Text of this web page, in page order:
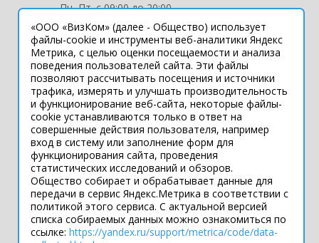
Пн.-Пт. с 09:00 до 20:00
Интернет-сайт носит информационный
характер и ни при каких условиях не
является публичной офертой, которая
определяется положениями статьи 437
Гражданского кодекса РФ.
Технические параметры (спецификация)
и комплект поставки товара могут быть
изменены производителем без
предварительного уведомления.
Уточняйте информацию у наших
менеджеров.
Подпишитесь
«ООО «ВизКом» (далее - Общество) использует
файлы-cookie и инструменты веб-аналитики Яндекс
Метрика, с целью оценки посещаемости и анализа
поведения пользователей сайта. Эти файлы
позволяют рассчитывать посещения и источники
трафика, измерять и улучшать производительность
и функционирование веб-сайта, некоторые файлы-
cookie устанавливаются только в ответ на
совершенные действия пользователя, например
вход в систему или заполнение форм для
функционирования сайта, проведения
статистических исследований и обзоров.
Общество собирает и обрабатывает данные для
передачи в сервис Яндекс.Метрика в соответствии с
политикой этого сервиса. С актуальной версией
списка собираемых данных можно ознакомиться по
ссылке: https://yandex.ru/support/metrica/code/data-